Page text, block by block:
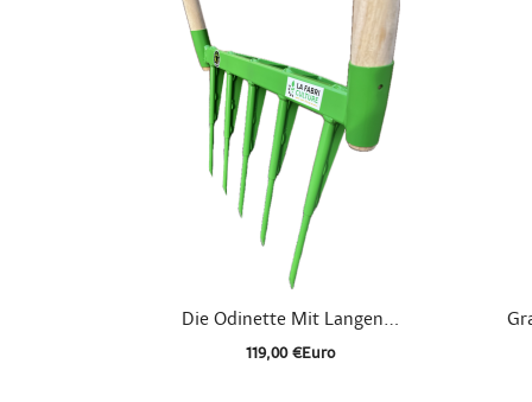
Schnellansicht
Die Odinette Mit Langen...
119,00 €Euro